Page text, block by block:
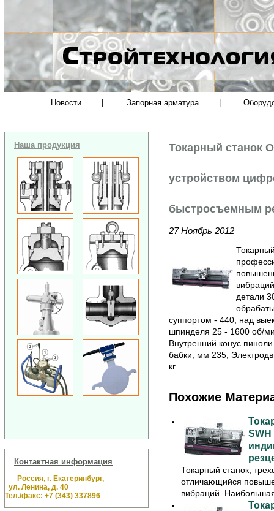
Новости Запорная арматура
Наша продукция
Контактная информация
Россия, г. Екатеринбург,
ул. Ленина, д. 40
Тел./факс: +7 (343) 337896
Токарный станок
устройством
быстросъемным
27 Ноябрь 2012
детали
суппортом - 440, над
шпинделя 25 - 1600 об/
Внутренний конус
бабки, мм 235,
кг
Похожие
Токарный станок,
отличающийся
вибраций.